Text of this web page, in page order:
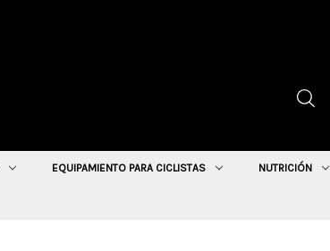
EQUIPAMIENTO PARA CICLISTAS NUTRICIÓN